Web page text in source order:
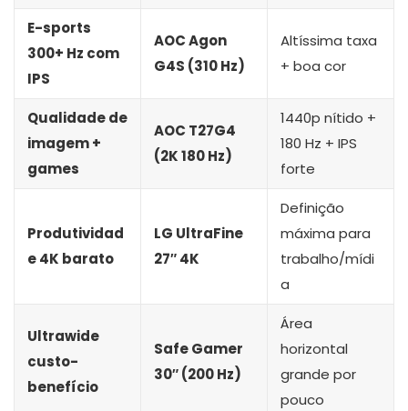
E-sports
300+ Hz com
IPS
AOC Agon
G4S (310 Hz)
Altíssima taxa
+ boa cor
Qualidade de
imagem +
games
AOC T27G4
(2K 180 Hz)
1440p nítido +
180 Hz + IPS
forte
Produtividad
e 4K barato
LG UltraFine
27″ 4K
Definição
máxima para
trabalho/mídi
a
Ultrawide
custo-
benefício
Safe Gamer
30″ (200 Hz)
Área
horizontal
grande por
pouco